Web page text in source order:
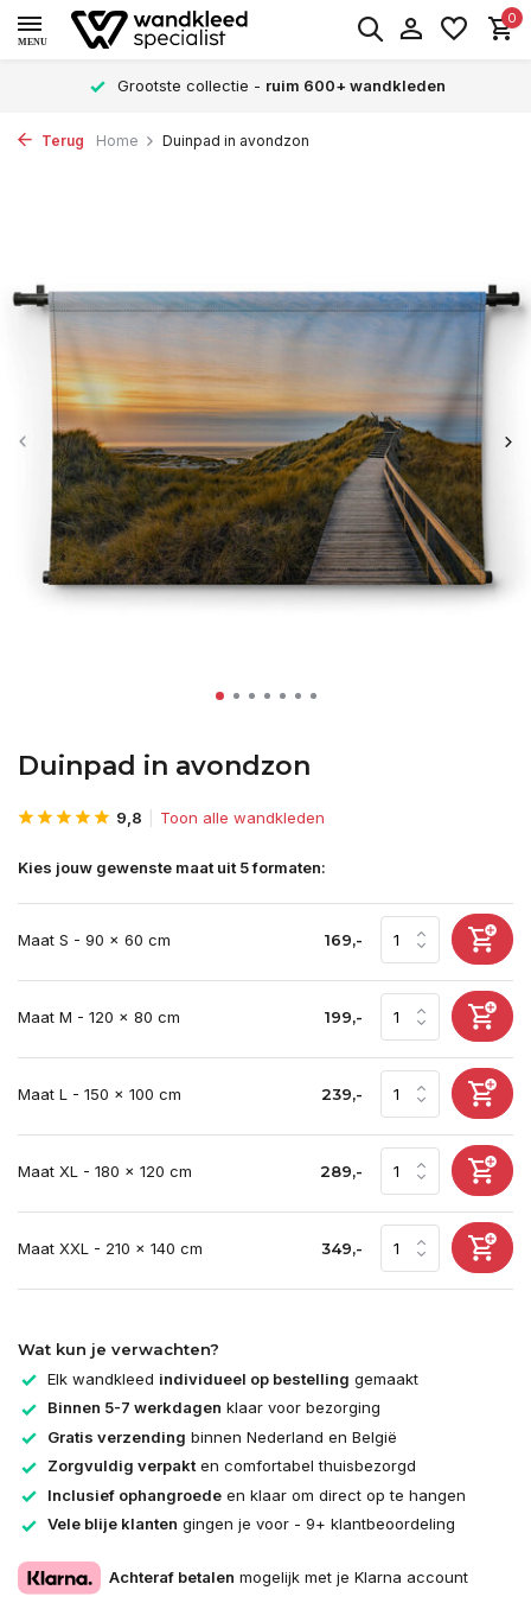
MENU
0
Grootste collectie - ruim 600+ wandkleden
Terug Home Duinpad in avondzon
Duinpad in avondzon
9,8 Toon alle wandkleden
Kies jouw gewenste maat uit 5 formaten:
Maat S - 90 x 60 cm 169,-
Maat M - 120 x 80 cm 199,-
Maat L - 150 x 100 cm 239,-
Maat XL - 180 x 120 cm 289,-
Maat XXL - 210 x 140 cm 349,-
Wat kun je verwachten?
Elk wandkleed individueel op bestelling gemaakt
Binnen 5-7 werkdagen klaar voor bezorging
Gratis verzending binnen Nederland en België
Zorgvuldig verpakten comfortabel thuisbezorgd
Inclusief ophangroede en klaar om direct op te hangen
Vele blije klanten gingen je voor - 9+ klantbeoordeling
Achteraf betalen mogelijk met je Klarna account